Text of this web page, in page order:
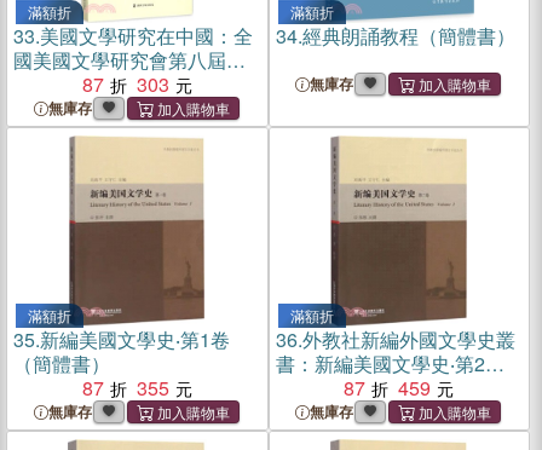
滿額折
33.美國文學研究在中國：全
國美國文學研究會第八屆專
題研討會暨研究會成立三十
周年論文集（簡體書）
87 303
無庫存
滿額折
34.經典朗誦教程（簡體書）
無庫存
滿額折
35.新編美國文學史‧第1卷
（簡體書）
87
355
無庫存
滿額折
36.外教社新編外國文學史叢
書：新編美國文學史‧第2卷
（簡體書）
87 459
無庫存